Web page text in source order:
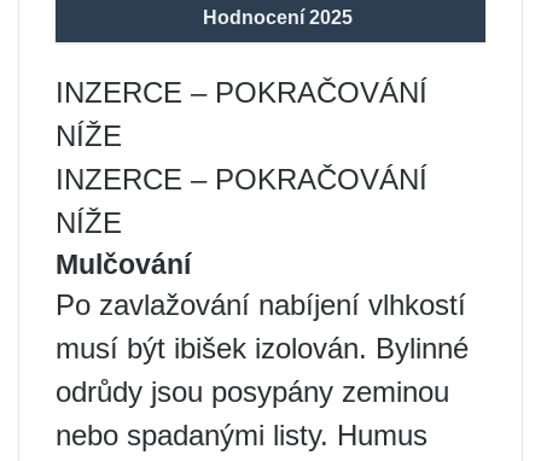
Hodnocení 2025
INZERCE – POKRAČOVÁNÍ
NÍŽE
INZERCE – POKRAČOVÁNÍ
NÍŽE
Mulčování
Po zavlažování nabíjení vlhkostí
musí být ibišek izolován. Bylinné
odrůdy jsou posypány zeminou
nebo spadanými listy. Humus